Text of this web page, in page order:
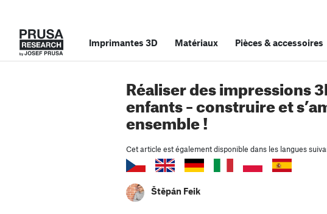
Imprimantes 3D Matériaux Pièces &accessoires
Réaliser des impressions
enfants – construire et
ensemble !
Cet article est également disponible dans les langues
Štěpán Feik